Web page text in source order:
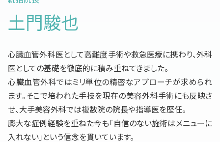
土門駿也
心臓血管外科医として高難度手術や救急医療に携わり、外科
医としての基礎を徹底的に積み重ねてきました。
心臓血管外科ではミリ単位の精密なアプローチが求められ
ます。そこで培われた手技を現在の美容外科手術にも反映さ
せ、大手美容外科では複数院の院長や指導医を歴任。
膨大な症例経験を重ねた今も「自信のない施術はメニューに
入れない」という信念を貫いています。